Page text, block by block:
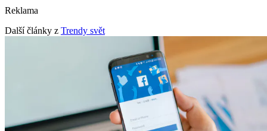
Reklama
Další články z Trendy svět